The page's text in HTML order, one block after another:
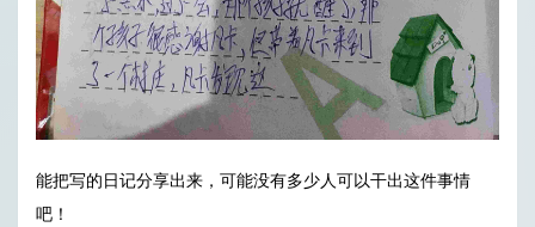
能把写的日记分享出来，可能没有多少人可以干出这件事情
吧！